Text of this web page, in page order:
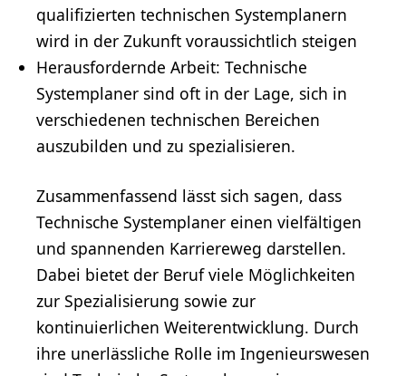
qualifizierten technischen Systemplanern
wird in der Zukunft voraussichtlich steigen
Herausfordernde Arbeit: Technische
Systemplaner sind oft in der Lage, sich in
verschiedenen technischen Bereichen
auszubilden und zu spezialisieren.
Zusammenfassend lässt sich sagen, dass
Technische Systemplaner einen vielfältigen
und spannenden Karriereweg darstellen.
Dabei bietet der Beruf viele Möglichkeiten
zur Spezialisierung sowie zur
kontinuierlichen Weiterentwicklung. Durch
ihre unerlässliche Rolle im Ingenieurswesen